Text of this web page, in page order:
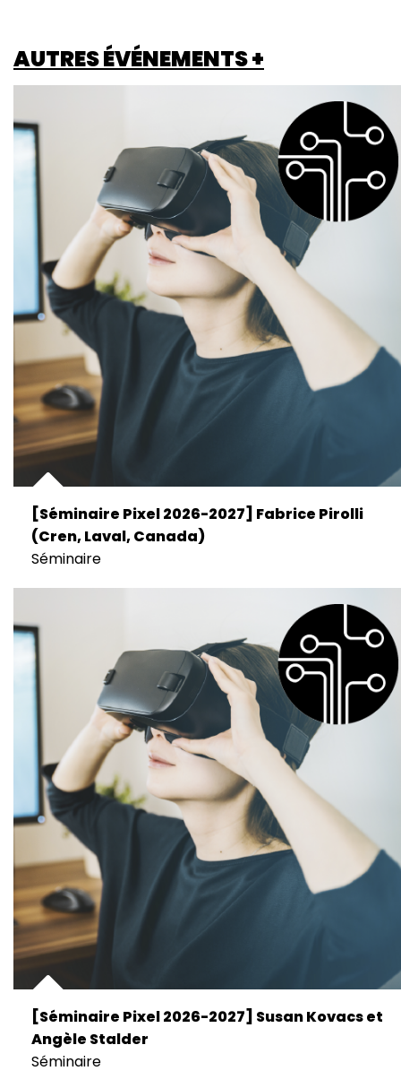
AUTRES ÉVÉNEMENTS +
[Séminaire Pixel 2026-2027] Fabrice Pirolli
(Cren, Laval, Canada)
Séminaire
[Séminaire Pixel 2026-2027] Susan Kovacs et
Angèle Stalder
Séminaire